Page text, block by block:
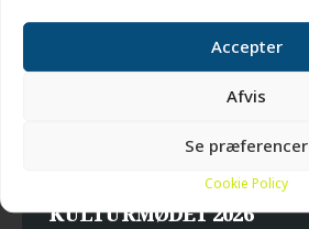
Accepter
Afvis
Se præferencer
Cookie Policy
KULTURMØDET 2026